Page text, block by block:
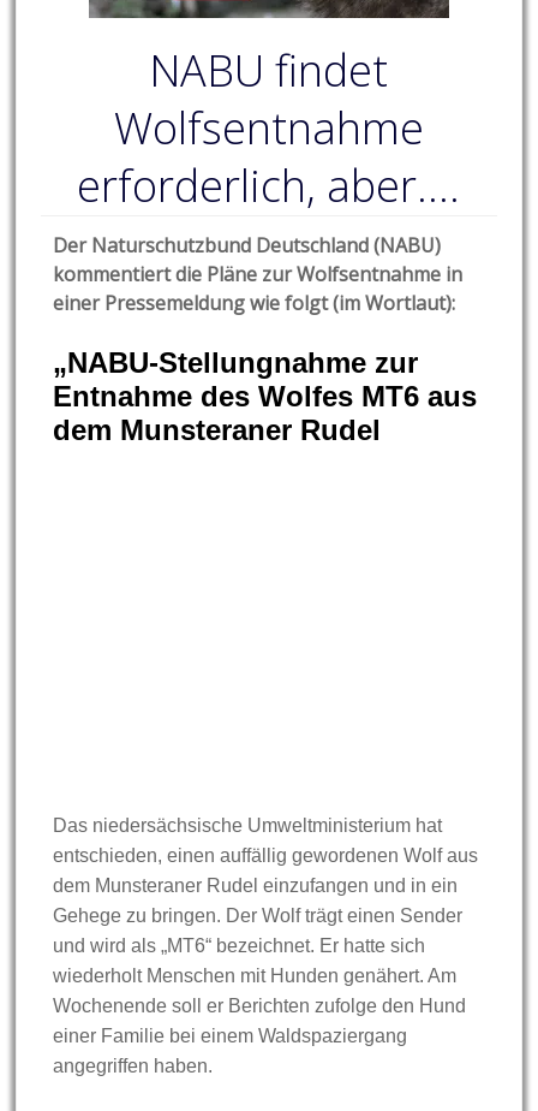
NABU findet
Wolfsentnahme
erforderlich, aber….
Der Naturschutzbund Deutschland (NABU)
kommentiert die Pläne zur Wolfsentnahme in
einer Pressemeldung wie folgt (im Wortlaut):
„NABU-Stellungnahme zur
Entnahme des Wolfes MT6 aus
dem Munsteraner Rudel
Das niedersächsische Umweltministerium hat
entschieden, einen auffällig gewordenen Wolf aus
dem Munsteraner Rudel einzufangen und in ein
Gehege zu bringen. Der Wolf trägt einen Sender
und wird als „MT6“ bezeichnet. Er hatte sich
wiederholt Menschen mit Hunden genähert. Am
Wochenende soll er Berichten zufolge den Hund
einer Familie bei einem Waldspaziergang
angegriffen haben.